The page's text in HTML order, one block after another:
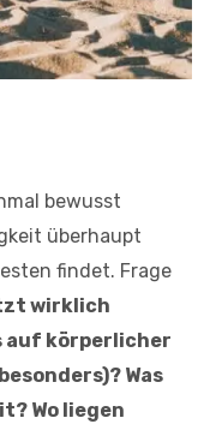
bewusst
überhaupt
findet. Frage
wirklich
auf körperlicher
Was
Wo liegen